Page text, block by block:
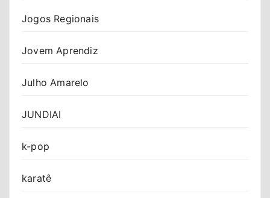
Jogos Regionais
Jovem Aprendiz
Julho Amarelo
JUNDIAI
k-pop
karatê